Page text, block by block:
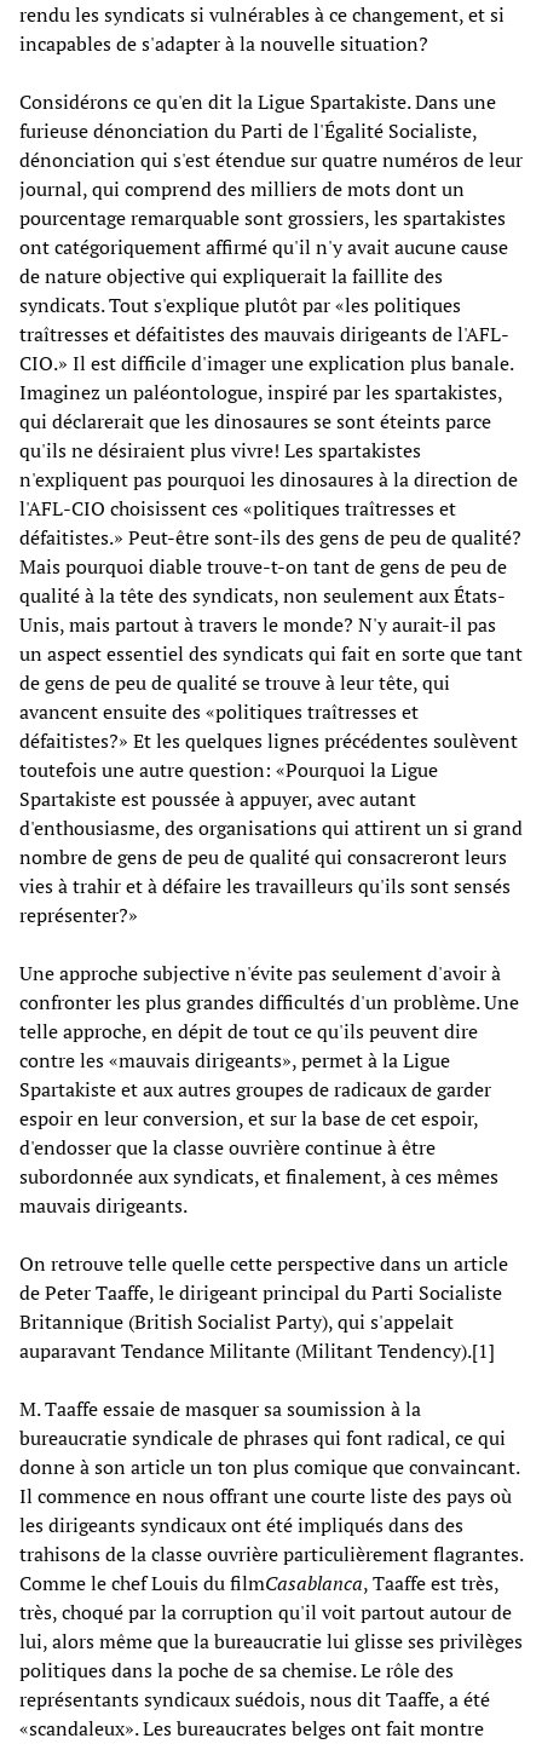
rendu les syndicats si vulnérables à ce changement, et si
incapables de s'adapter à la nouvelle situation?
Considérons ce qu'en dit la Ligue Spartakiste. Dans une
furieuse dénonciation du Parti de l'Égalité Socialiste,
dénonciation qui s'est étendue sur quatre numéros de leur
journal, qui comprend des milliers de mots dont un
pourcentage remarquable sont grossiers, les spartakistes
ont catégoriquement affirmé qu'il n'y avait aucune cause
de nature objective qui expliquerait la faillite des
syndicats. Tout s'explique plutôt par «les politiques
traîtresses et défaitistes des mauvais dirigeants de l'AFL-
CIO.» Il est difficile d'imager une explication plus banale.
Imaginez un paléontologue, inspiré par les spartakistes,
qui déclarerait que les dinosaures se sont éteints parce
qu'ils ne désiraient plus vivre! Les spartakistes
n'expliquent pas pourquoi les dinosaures à la direction de
l'AFL-CIO choisissent ces «politiques traîtresses et
défaitistes.» Peut-être sont-ils des gens de peu de qualité?
Mais pourquoi diable trouve-t-on tant de gens de peu de
qualité à la tête des syndicats, non seulement aux États-
Unis, mais partout à travers le monde? N'y aurait-il pas
un aspect essentiel des syndicats qui fait en sorte que tant
de gens de peu de qualité se trouve à leur tête, qui
avancent ensuite des «politiques traîtresses et
défaitistes?» Et les quelques lignes précédentes soulèvent
toutefois une autre question: «Pourquoi la Ligue
Spartakiste est poussée à appuyer, avec autant
d'enthousiasme, des organisations qui attirent un si grand
nombre de gens de peu de qualité qui consacreront leurs
vies à trahir et à défaire les travailleurs qu'ils sont sensés
représenter?»
Une approche subjective n'évite pas seulement d'avoir à
confronter les plus grandes difficultés d'un problème. Une
telle approche, en dépit de tout ce qu'ils peuvent dire
contre les «mauvais dirigeants», permet à la Ligue
Spartakiste et aux autres groupes de radicaux de garder
espoir en leur conversion, et sur la base de cet espoir,
d'endosser que la classe ouvrière continue à être
subordonnée aux syndicats, et finalement, à ces mêmes
mauvais dirigeants.
On retrouve telle quelle cette perspective dans un article
de Peter Taaffe, le dirigeant principal du Parti Socialiste
Britannique (British Socialist Party), qui s'appelait
auparavant Tendance Militante (Militant Tendency).[1]
M. Taaffe essaie de masquer sa soumission à la
bureaucratie syndicale de phrases qui font radical, ce qui
donne à son article un ton plus comique que convaincant.
Il commence en nous offrant une courte liste des pays où
les dirigeants syndicaux ont été impliqués dans des
trahisons de la classe ouvrière particulièrement flagrantes.
Comme le chef Louis du filmCasablanca, Taaffe est très,
très, choqué par la corruption qu'il voit partout autour de
lui, alors même que la bureaucratie lui glisse ses privilèges
politiques dans la poche de sa chemise. Le rôle des
représentants syndicaux suédois, nous dit Taaffe, a été
«scandaleux». Les bureaucrates belges ont fait montre